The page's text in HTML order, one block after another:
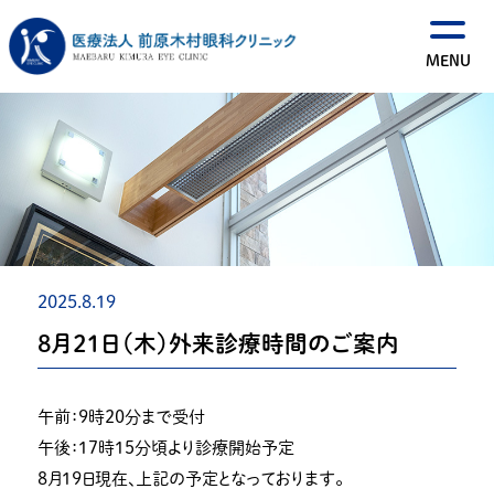
2025.8.19
８月２１日（木）外来診療時間のご案内
午前：９時２０分まで受付
午後：１７時１５分頃より診療開始予定
８月１９日現在、上記の予定となっております。